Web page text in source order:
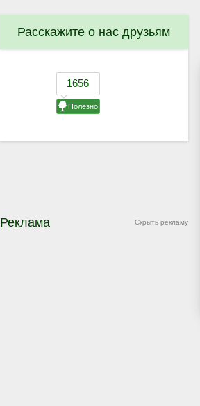
Расскажите о нас друзьям
Скрыть рекламу
Реклама